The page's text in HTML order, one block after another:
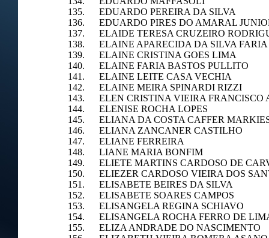
135. EDUARDO PEREIRA DA SILVA
136. EDUARDO PIRES DO AMARAL
137. ELAIDE TERESA CRUZEIRO
138. ELAINE APARECIDA DA SILVA FARIA
139. ELAINE CRISTINA GOES LIMA
140. ELAINE FARIA BASTOS PULLITO
141. ELAINE LEITE CASA VECHIA
142. ELAINE MEIRA SPINARDI RIZZI
143. ELEN CRISTINA VIEIRA FRANCISCO
144. ELENISE ROCHA LOPES
145. ELIANA DA COSTA CAFFER
146. ELIANA ZANCANER CASTILHO
147. ELIANE FERREIRA
148. LIANE MARIA BONFIM
149. ELIETE MARTINS CARDOSO DE
150. ELIEZER CARDOSO VIEIRA DOS
151. ELISABETE BEIRES DA SILVA
152. ELISABETE SOARES CAMPOS
153. ELISANGELA REGINA SCHIAVO
154. ELISANGELA ROCHA FERRO DE
155. ELIZA ANDRADE DO NASCIMENTO